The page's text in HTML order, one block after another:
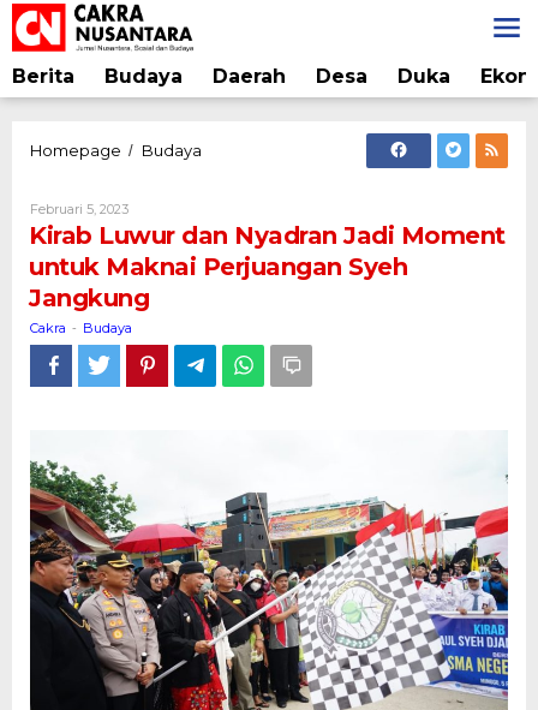
Lewati
ke
konten
Berita Budaya Daerah Desa Duka
Homepage / Budaya
Jadi
Moment
Perjuangan
Syeh
Jangkung
Februari 5, 2023Oleh
Kirab Luwur dan Nyadran Jadi Moment
untuk Maknai Perjuangan Syeh
Jangkung
Cakra - Budaya